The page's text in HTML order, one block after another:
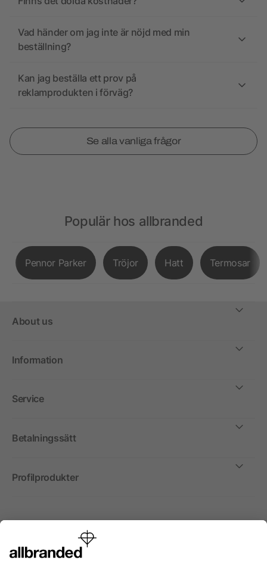
Vad händer om jag inte är nöjd med min
beställning?
Kan jag beställa ett prov på
reklamprodukten i förväg?
Se alla vanliga frågor
Populär hos allbranded
Pennor Parker Tröjor Hatt Termosar
About us
Information
Service
Betalningssätt
Profilprodukter
Internationellt